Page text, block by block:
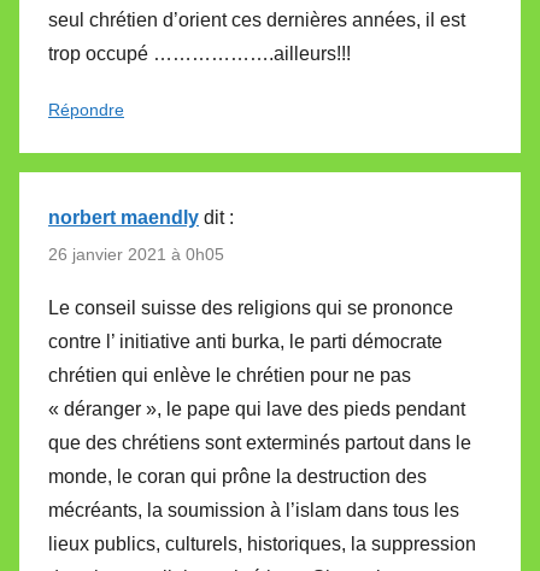
seul chrétien d’orient ces dernières années, il est
trop occupé ……………….ailleurs!!!
Répondre
norbert maendly dit :
26 janvier 2021 à 0h05
Le conseil suisse des religions qui se prononce
contre l’ initiative anti burka, le parti démocrate
chrétien qui enlève le chrétien pour ne pas
« déranger », le pape qui lave des pieds pendant
que des chrétiens sont exterminés partout dans le
monde, le coran qui prône la destruction des
mécréants, la soumission à l’islam dans tous les
lieux publics, culturels, historiques, la suppression